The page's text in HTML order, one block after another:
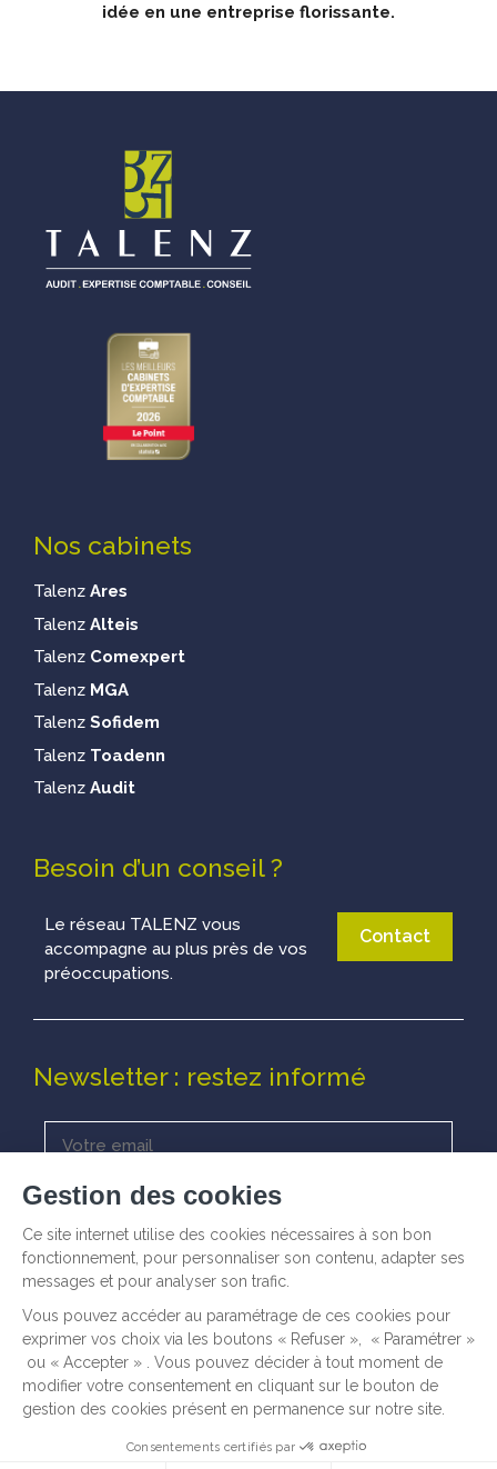
idée en une entreprise florissante.
Nos cabinets
Talenz Ares
Talenz Alteis
Talenz Comexpert
Talenz MGA
Talenz Sofidem
Talenz Toadenn
Talenz Audit
Besoin d’un conseil ?
Le réseau TALENZ vous
accompagne au plus près de vos
préoccupations.
Contact
Newsletter : restez informé
© Talenz -Informations légalesIPolitique de
confidentialité